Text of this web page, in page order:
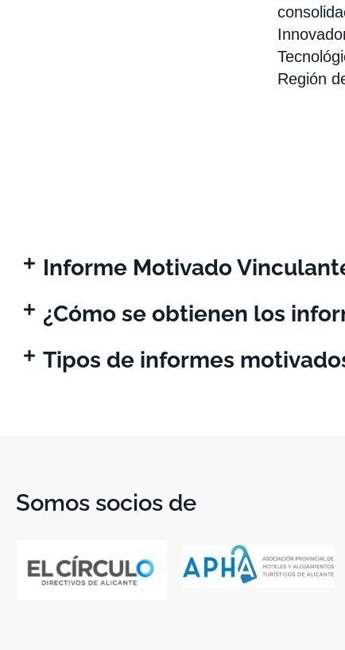
Región
Informe Motivado
¿Cómo se obtienen los
Tipos de informes
Somos socios de